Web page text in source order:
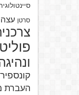
סרטן
העברת